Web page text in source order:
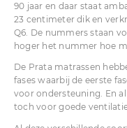
90 jaar en daar staat
23 centimeter dik en
Q6. De nummers staan
hoger het nummer hoe
De Prata matrassen
fases waarbij de eerste
voor ondersteuning. En
toch voor goede